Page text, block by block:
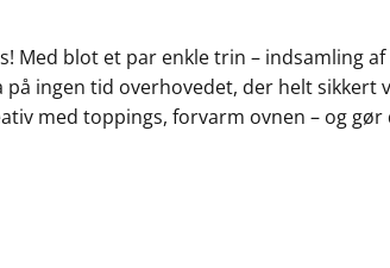
Med blot et par enkle trin – indsamling
ingen tid overhovedet, der helt sikkert
med toppings, forvarm ovnen – og gør